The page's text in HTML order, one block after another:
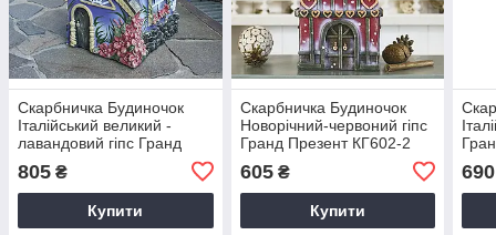
Скарбничка Будиночок
Італійський великий -
лавандовий гіпс Гранд
805 ₴
Купити
Скарбничка Будиночок
Новорічний-червоний гіпс
Гранд Презент КГ602-2
605₴
Купити
690